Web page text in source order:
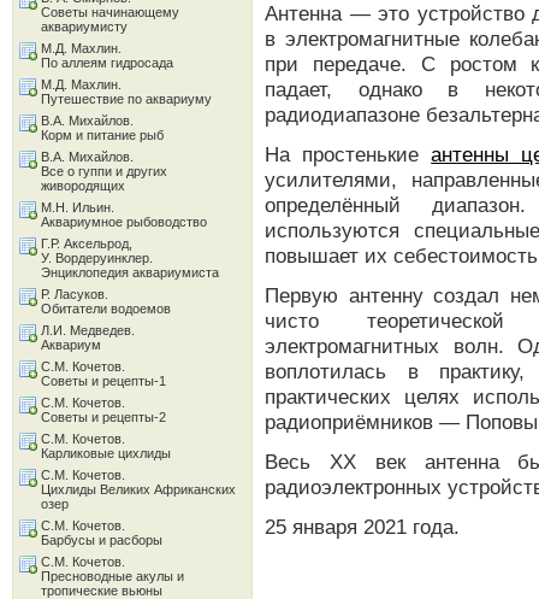
Антенна — это устройство
в электромагнитные
при передаче. С ростом
падает, однако в
радиодиапазоне
На простенькиеантенны
усилителями,
определённый
используются
повышает их
Первую антенну создал
чисто
электромагнитных волн.
воплотилась в
практических целях
радиоприёмников —
Весь XX век антенна
радиоэлектронных
25 января 2021 года.
Советы начинающему
аквариумисту
М.Д. Махлин.
По аллеям гидросада
М.Д. Махлин.
Путешествие по аквариуму
В.А. Михайлов.
Корм и питание рыб
В.А. Михайлов.
Все о гуппи и других
живородящих
М.Н. Ильин.
Аквариумное рыбоводство
Г.Р. Аксельрод,
У. Вордеруинклер.
Энциклопедия аквариумиста
Р. Ласуков.
Обитатели водоемов
Л.И. Медведев.
Аквариум
С.М. Кочетов.
Советы и рецепты-1
С.М. Кочетов.
Советы и рецепты-2
С.М. Кочетов.
Карликовые цихлиды
С.М. Кочетов.
Цихлиды Великих Африканских
озер
С.М. Кочетов.
Барбусы и расборы
С.М. Кочетов.
Пресноводные акулы и
тропические вьюны